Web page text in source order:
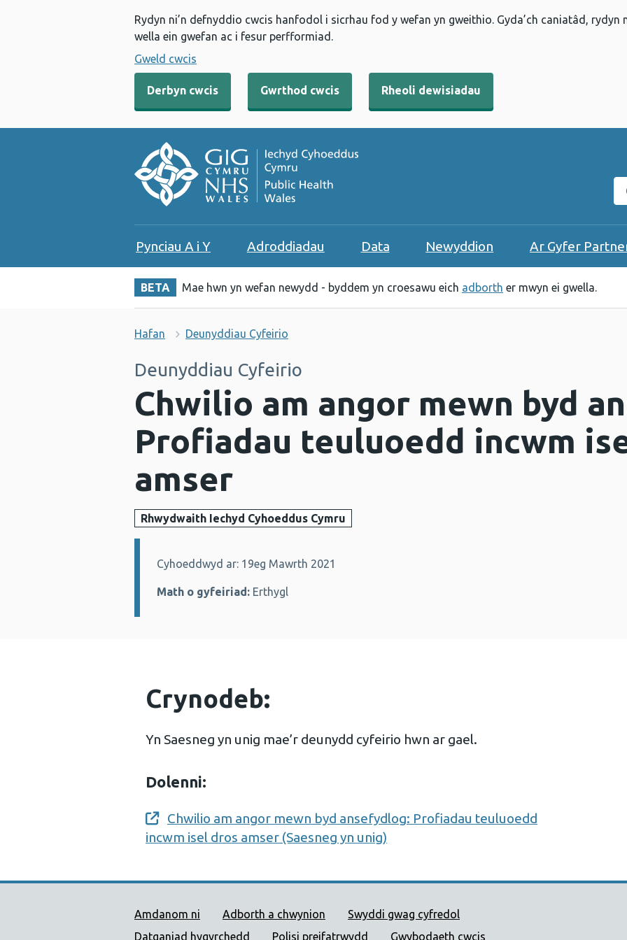
Rydyn ni’n defnyddio cwcis hanfodol i sicrhau fod y wefan yn gweithio. Gyda’ch caniatâd,
wella ein gwefan ac i fesur perfformiad.
Gweld cwcis
Derbyn cwcis Gwrthod cwcis Rheoli dewisiadau
Pynciau A i Y Adroddiadau Data Newyddion Ar Gyfer
BETA Mae hwn yn wefan newydd - byddem yn croesawu eich adborth er mwyn ei gwella.
Hafan Deunyddiau Cyfeirio
Deunyddiau Cyfeirio
Chwilio am angor mewn byd
Profiadau teuluoedd incwm
amser
Rhwydwaith Iechyd Cyhoeddus Cymru
Manylion:
Cyhoeddwyd ar: 19eg Mawrth 2021
Math o gyfeiriad: Erthygl
Crynodeb:
Yn Saesneg yn unig mae’r deunydd cyfeirio hwn ar gael.
Dolenni:
Opens a new window
Chwilio am angor mewn byd ansefydlog: Profiadau teuluoedd
incwm isel dros amser (Saesneg yn unig)
Dolenni Cymorth Iechyd Cyhoeddus Cymru
Amdanom ni Adborth a chwynion
Swyddi gwag cyfredol
Datganiad hygyrchedd
Polisi preifatrwydd Gwybodaeth cwcis